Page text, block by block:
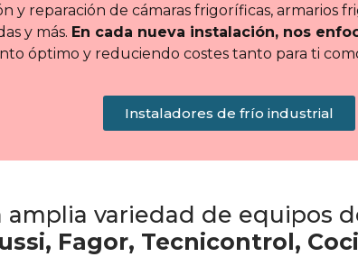
y reparación de cámaras frigoríficas, armarios
y más. En cada nueva instalación, nos
óptimo y reduciendo costes tanto para ti
Instaladores de frío industrial
amplia variedad de equipos
Fagor, Tecnicontrol,